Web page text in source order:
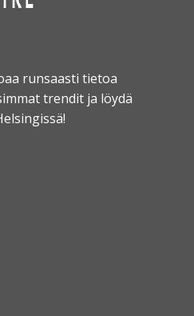
runsaasti tietoa
trendit ja löydä